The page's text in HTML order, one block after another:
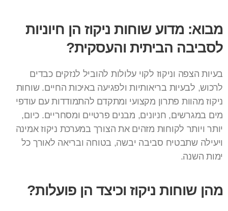
מבוא: מדוע שוחות ניקוז הן חיוניות
לסביבה הביתית והעסקית?
בעיות הצפה וניקוז לקוי עלולות להוביל לנזקים כבדים
לרכוש, לבעיות בריאותיות ולפגיעה באיכות החיים. שוחות
ניקוז מהוות פתרון מקצועי ומתקדם להתמודדות עם עודפי
מים במגרשים, חניונים, מבנים פרטיים ומסחריים. כיום,
יותר ויותר לקוחות מזהים את הצורך במערכת ניקוז אמינה
ויעילה שתבטיח סביבה יבשה, בטוחה ובריאה לאורך כל
ימות השנה.
מהן שוחות ניקוז וכיצד הן פועלות?